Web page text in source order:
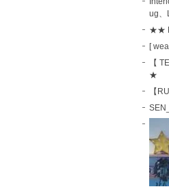
ug、
★★
[
【
★
【